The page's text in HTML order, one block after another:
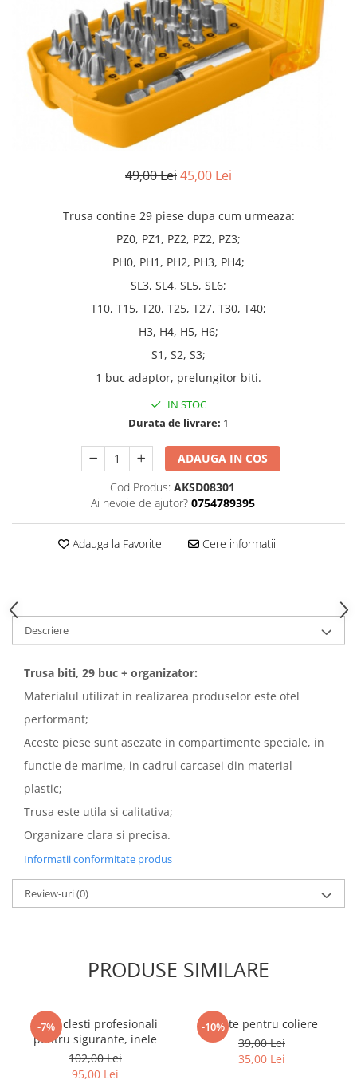
Scule pentru instalatii
Scule pentru taiat
Instrumete masura/accesorii
Accesorii si consumabile
Biti si truse biti
Burghie si truse burghie
Alte unelte si accesorii
Electrice
Feronerie
Motoare universale
Unelte casa
Unelte gradina
49,00 Lei45,00 Lei
Trusa contine 29 piese dupa cum urmeaza:
PZ0, PZ1, PZ2, PZ2, PZ3;
PH0, PH1, PH2, PH3, PH4;
SL3, SL4, SL5, SL6;
T10, T15, T20, T25, T27, T30, T40;
H3, H4, H5, H6;
S1, S2, S3;
1 buc adaptor, prelungitor biti.
IN STOC
Durata de livrare: 1
ADAUGA IN COS
Cod Produs: AKSD08301
Ai nevoie de ajutor? 0754789395
Adauga la Favorite Cere informatii
Descriere
Trusa biti, 29 buc + organizator:
Materialul utilizat in realizarea produselor este otel
performant;
Aceste piese sunt asezate in compartimente speciale, in
functie de marime, in cadrul carcasei din material
plastic;
Trusa este utila si calitativa;
Organizare clara si precisa.
Informatii conformitate produs
Review-uri(0)
PRODUSE SIMILARE
-7%
Set 4 clesti profesionali
pentru sigurante, inele
102,00 Lei
95,00 Lei
-10%
Cleste pentru coliere
39,00 Lei
35,00 Lei